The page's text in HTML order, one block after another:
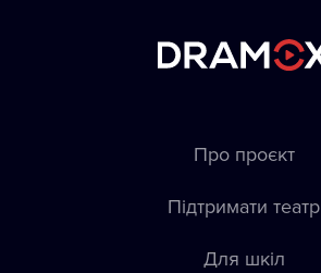
Про проєкт
Підтримати театр
Для шкіл